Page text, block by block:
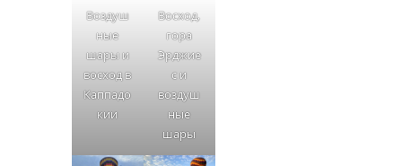
Воздуш
ные
шары и
восход в
Каппадо
кии
Восход,
гора
Эрджие
с и
воздуш
ные
шары